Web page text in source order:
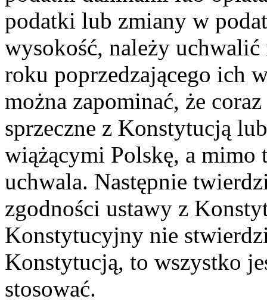
podatki lub zmiany w
wysokość, należy
roku poprzedzającego ich
można zapominać, że
sprzeczne z Konstytucją
wiążącymi Polskę, a mimo
uchwala. Następnie
zgodności ustawy z
Konstytucyjny nie
Konstytucją, to wszystko
stosować.